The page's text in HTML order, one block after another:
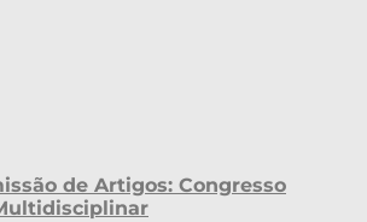
de Artigos: Congresso